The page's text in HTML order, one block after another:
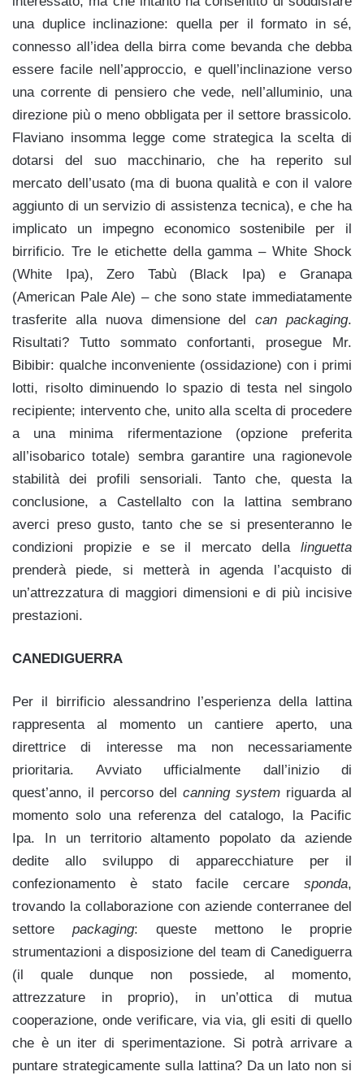
una duplice inclinazione: quella per il formato in sé,
connesso all’idea della birra come bevanda che debba
essere facile nell’approccio, e quell’inclinazione verso
una corrente di pensiero che vede, nell’alluminio, una
direzione più o meno obbligata per il settore brassicolo.
Flaviano insomma legge come strategica la scelta di
dotarsi del suo macchinario, che ha reperito sul
mercato dell’usato (ma di buona qualità e con il valore
aggiunto di un servizio di assistenza tecnica), e che ha
implicato un impegno economico sostenibile per il
birrificio. Tre le etichette della gamma – White Shock
(White Ipa), Zero Tabù (Black Ipa) e Granapa
(American Pale Ale) – che sono state immediatamente
trasferite alla nuova dimensione delcan packaging.
Risultati? Tutto sommato confortanti, prosegue Mr.
Bibibir: qualche inconveniente (ossidazione) con i primi
lotti, risolto diminuendo lo spazio di testa nel singolo
recipiente; intervento che, unito alla scelta di procedere
a una minima rifermentazione (opzione preferita
all’isobarico totale) sembra garantire una ragionevole
stabilità dei profili sensoriali. Tanto che, questa la
conclusione, a Castellalto con la lattina sembrano
averci preso gusto, tanto che se si presenteranno le
condizioni propizie e se il mercato della linguetta
prenderà piede, si metterà in agenda l’acquisto di
un’attrezzatura di maggiori dimensioni e di più incisive
prestazioni.
CANEDIGUERRA
Per il birrificio alessandrino l’esperienza della lattina
rappresenta al momento un cantiere aperto, una
direttrice di interesse ma non necessariamente
prioritaria. Avviato ufficialmente dall’inizio di
quest’anno, il percorso del canning system riguarda al
momento solo una referenza del catalogo, la Pacific
Ipa. In un territorio altamento popolato da aziende
dedite allo sviluppo di apparecchiature per il
confezionamento è stato facile cercare sponda,
trovando la collaborazione con aziende conterranee del
settore packaging: queste mettono le proprie
strumentazioni a disposizione del team di Canediguerra
(il quale dunque non possiede, al momento,
attrezzature in proprio), in un’ottica di mutua
cooperazione, onde verificare, via via, gli esiti di quello
che è un iter di sperimentazione. Si potrà arrivare a
puntare strategicamente sulla lattina? Da un lato non si